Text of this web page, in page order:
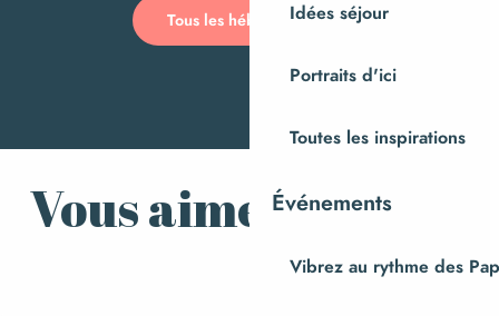
Idées séjour
Portraits d'ici
Toutes les inspirations
Événements
Vibrez au rythme des
Tous les hébergements
Vous aimerez aussi
Fonderie de Cloches